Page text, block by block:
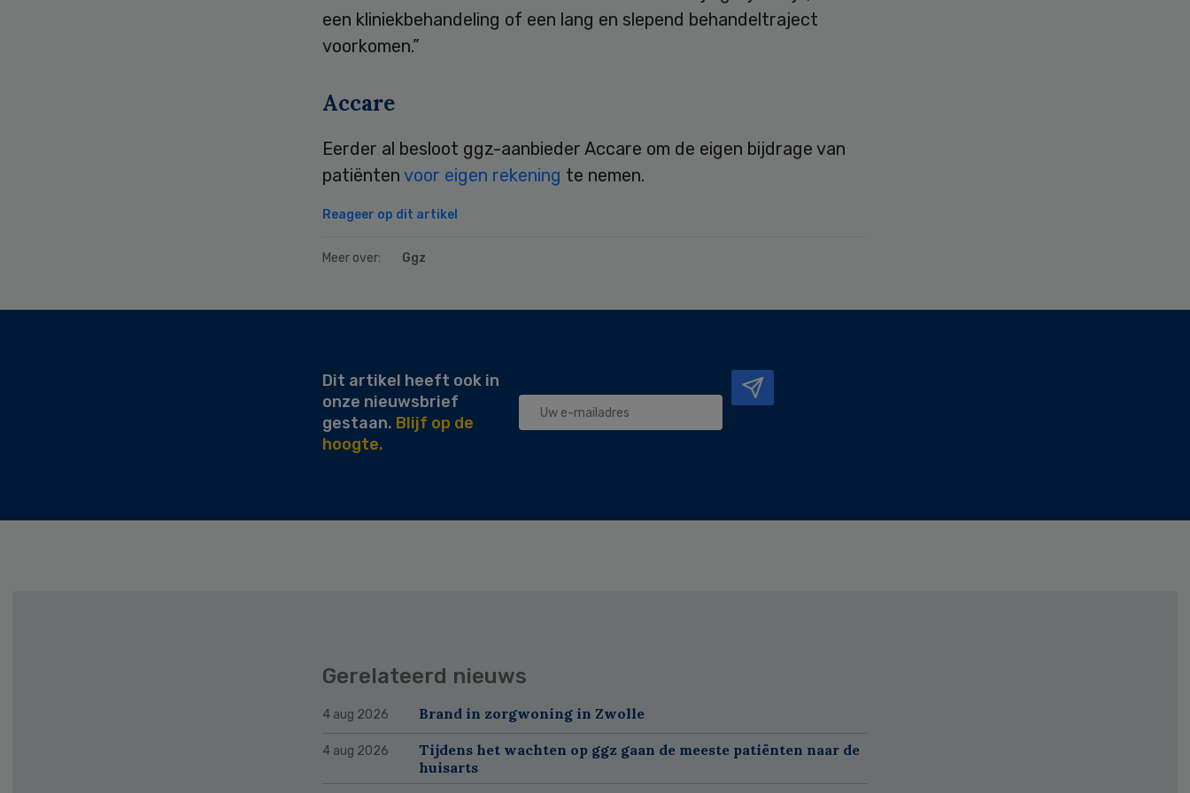
een kliniekbehandeling of een lang en slepend behandeltraject
voorkomen.”
Accare
Eerder al besloot ggz-aanbieder Accare om de eigen bijdrage van
patiënten voor eigen rekening te nemen.
Reageer op dit artikel
Meer over: Ggz
Dit artikel heeft ook in
onze nieuwsbrief
gestaan. Blijf op de
hoogte.
Gerelateerd nieuws
4 aug 2026 Brand in zorgwoning in Zwolle
4 aug 2026
Tijdens het wachten op ggz gaan de meeste patiënten naar de
huisarts